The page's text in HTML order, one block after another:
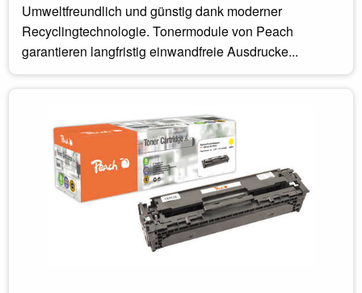
Umweltfreundlich und günstig dank moderner
Recyclingtechnologie. Tonermodule von Peach
garantieren langfristig einwandfreie Ausdrucke...